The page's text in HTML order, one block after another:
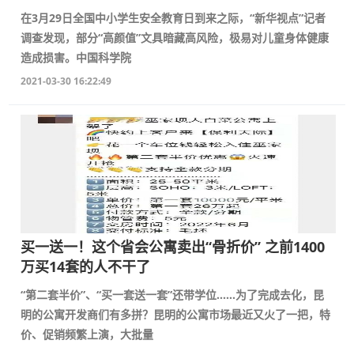
在3月29日全国中小学生安全教育日到来之际，“新华视点”记者
调查发现，部分“高颜值”文具暗藏高风险，极易对儿童身体健康
造成损害。中国科学院
2021-03-30 16:22:49
买一送一！这个省会公寓卖出“骨折价” 之前1400
万买14套的人不干了
“第二套半价”、“买一套送一套”还带学位……为了完成去化，昆
明的公寓开发商们有多拼？昆明的公寓市场最近又火了一把，特
价、促销频繁上演，大批量